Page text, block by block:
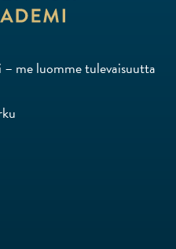
me luomme tulevaisuutta